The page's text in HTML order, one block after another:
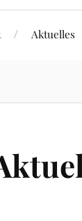
Aktuelles